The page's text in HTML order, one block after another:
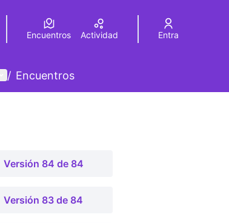
Choose language
Encuentros Actividad Entra
de usuario
/ Encuentros
Versión 84 de 84
Versión 83 de 84